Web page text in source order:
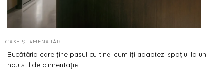
CASE ȘI AMENAJĂRI
Bucătăria care ține pasul cu tine: cum îți adaptezi spațiul la un
nou stil de alimentație